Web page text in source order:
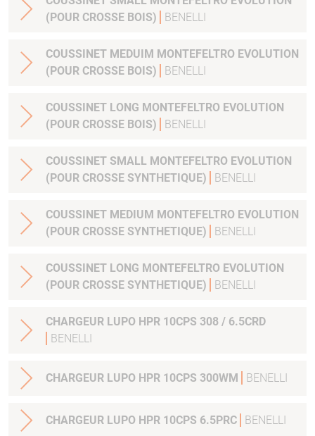
(POUR CROSSE BOIS)
BENELLI
COUSSINET MEDUIM MONTEFELTRO EVOLUTION
(POUR CROSSE BOIS)
BENELLI
COUSSINET LONG MONTEFELTRO EVOLUTION
(POUR CROSSE BOIS)
BENELLI
COUSSINET SMALL MONTEFELTRO EVOLUTION
(POUR CROSSE SYNTHETIQUE)
BENELLI
COUSSINET MEDIUM MONTEFELTRO EVOLUTION
(POUR CROSSE SYNTHETIQUE)
BENELLI
COUSSINET LONG MONTEFELTRO EVOLUTION
(POUR CROSSE SYNTHETIQUE)
BENELLI
CHARGEUR LUPO HPR 10CPS 308 / 6.5CRD
BENELLI
CHARGEUR LUPO HPR 10CPS 300WM BENELLI
CHARGEUR LUPO HPR 10CPS 6.5PRC BENELLI